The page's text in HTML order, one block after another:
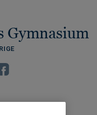
Gymnasium